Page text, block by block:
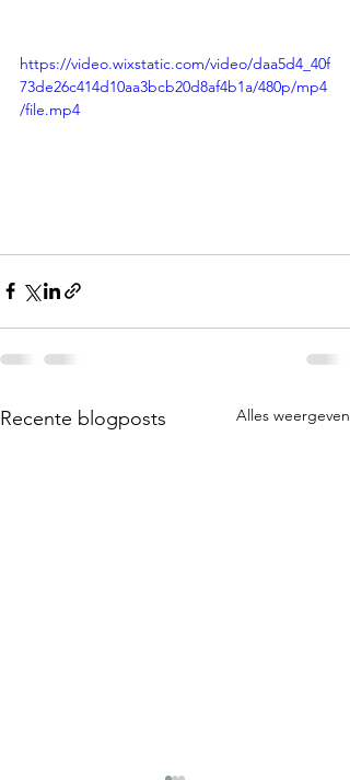
https://video.wixstatic.com/video/daa5d4_40f
73de26c414d10aa3bcb20d8af4b1a/480p/mp4
/file.mp4
Recente blogposts Alles weergeven